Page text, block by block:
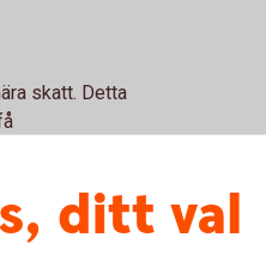
skatt. Detta
gör ett
och
ditt val